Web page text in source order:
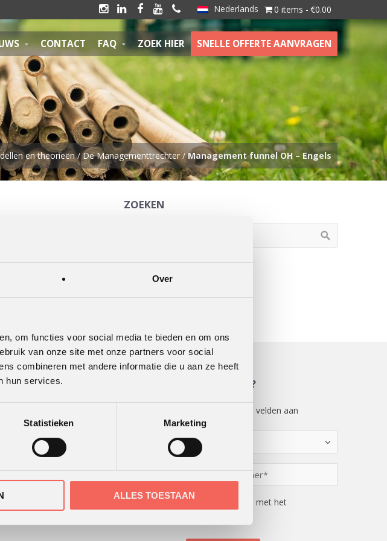
Over
om functies voor social media te bieden en om ons
van onze site met onze partners voor social
combineren met andere informatie die u aan ze heeft
hun services.
Statistieken Marketing
ALLES TOESTAAN
0 items €0.00
Nederlands
    
CONTACT FAQ ZOEK HIER SNELLE OFFERTE AANVRAGEN
en theorieën/De Managementtrechter/Management funnel OH – Engels
ZOEKEN
KANTOOR MEER WETEN?
" geeft vereiste velden aan
Kies
een
optie
*
Telefoonnummer
Instemming
Ik ga akkoord met het